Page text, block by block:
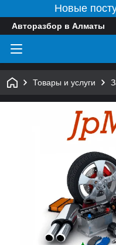
Новые
Авторазбор в Алматы
Товары и услуги